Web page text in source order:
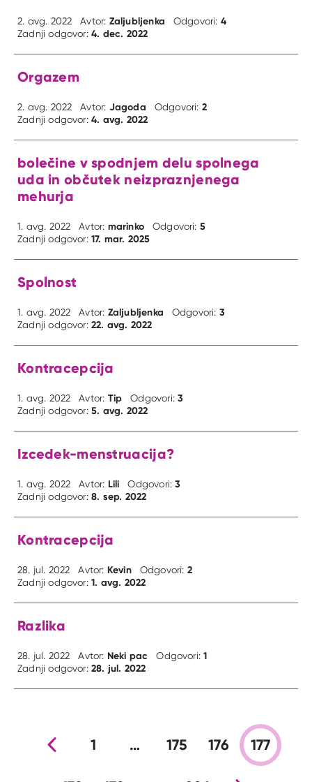
2. avg. 2022 Avtor: Zaljubljenka Odgovori: 4
Zadnji odgovor:4. dec. 2022
Orgazem
2. avg. 2022 Avtor: Jagoda Odgovori: 2
Zadnji odgovor:4. avg. 2022
bolečine v spodnjem delu spolnega
uda in občutek neizpraznjenega
mehurja
1. avg. 2022 Avtor: marinko Odgovori: 5
Zadnji odgovor:17. mar. 2025
Spolnost
1. avg. 2022 Avtor: Zaljubljenka Odgovori: 3
Zadnji odgovor:22. avg. 2022
Kontracepcija
1. avg. 2022 Avtor: Tip Odgovori:3
Zadnji odgovor:5. avg. 2022
Izcedek-menstruacija?
1. avg. 2022 Avtor: Lili Odgovori:3
Zadnji odgovor:8. sep. 2022
Kontracepcija
28. jul. 2022 Avtor: Kevin Odgovori: 2
Zadnji odgovor:1. avg. 2022
Razlika
28. jul. 2022 Avtor: Neki pac Odgovori:1
Zadnji odgovor:28. jul. 2022
Prejšnja stran
1 … 175 176 177